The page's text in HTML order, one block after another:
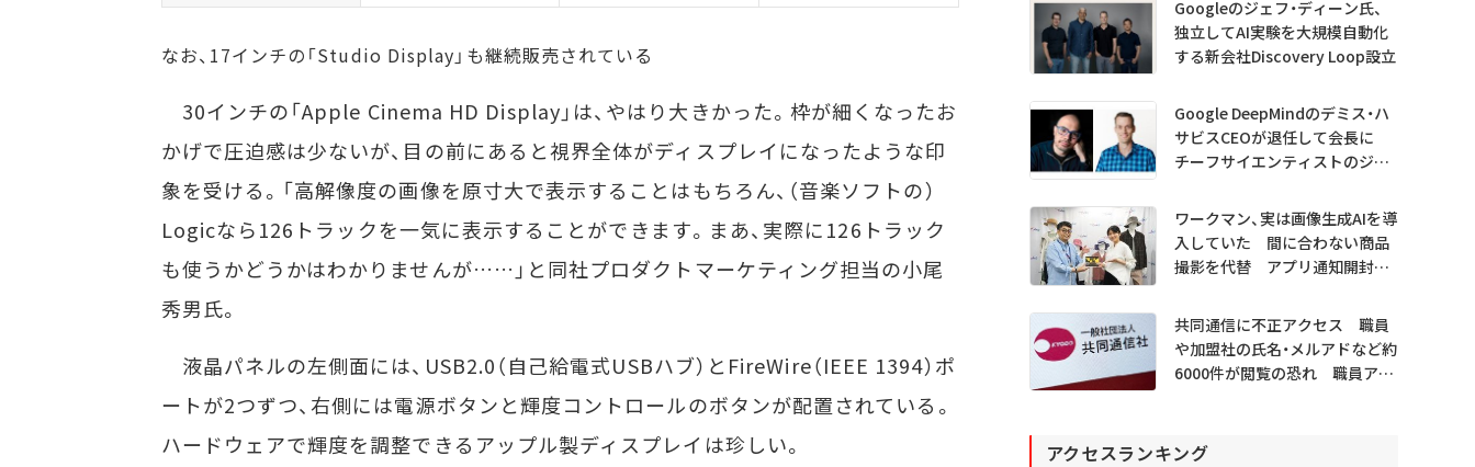
なお、17インチの「Studio Display」も継続販売されている
30インチの「Apple Cinema HD Display」は、やはり大きかった。枠が細くなったお
かげで圧迫感は少ないが、目の前にあると視界全体がディスプレイになったような印
象を受ける。「高解像度の画像を原寸大で表示することはもちろん、（音楽ソフトの）
Logicなら126トラックを一気に表示することができます。まあ、実際に126トラック
も使うかどうかはわかりませんが……」と同社プロダクトマーケティング担当の小尾
秀男氏。
液晶パネルの左側面には、USB2.0（自己給電式USBハブ）とFireWire（IEEE 1394）ポ
ートが2つずつ、右側には電源ボタンと輝度コントロールのボタンが配置されている。
ハードウェアで輝度を調整できるアップル製ディスプレイは珍しい。
Googleのジェフ・ディーン氏、
独立してAI実験を大規模自動化
する新会社Discovery Loop設立
Google DeepMindのデミス・ハ
サビスCEOが退任して会長に
チーフサイエンティストのジェ
ワークマン、実は画像生成AIを導
入していた 間に合わない商品
撮影を代替 アプリ通知開封も
共同通信に不正アクセス 職員
や加盟社の氏名・メルアドなど約
6000件が閲覧の恐れ 職員アカ
アクセスランキング